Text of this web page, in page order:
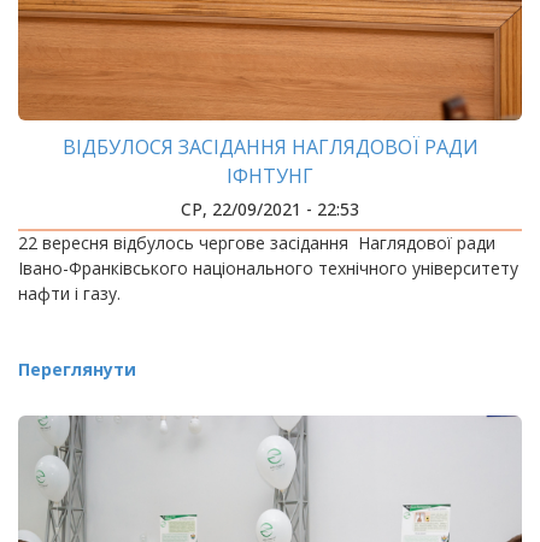
ВІДБУЛОСЯ ЗАСІДАННЯ НАГЛЯДОВОЇ РАДИ
ІФНТУНГ
СР, 22/09/2021 - 22:53
22 вересня відбулось чергове засідання Наглядової ради
Івано-Франківського національного технічного університету
нафти і газу.
Переглянути